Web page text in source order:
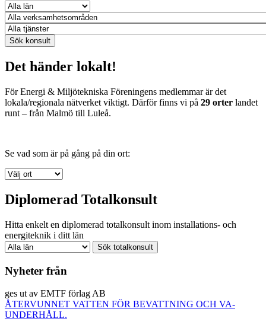
Det händer lokalt!
För Energi & Miljötekniska Föreningens medlemmar är det
lokala/regionala nätverket viktigt. Därför finns vi på 29 orter landet
runt – från Malmö till Luleå.
Se vad som är på gång på din ort:
Diplomerad Totalkonsult
Hitta enkelt en diplomerad totalkonsult inom installations- och
energiteknik i ditt län
Nyheter från
ges ut av EMTF förlag AB
ÅTERVUNNET VATTEN FÖR BEVATTNING OCH VA-
UNDERHÅLL.